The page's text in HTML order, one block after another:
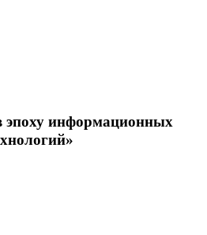
эпоху информационных